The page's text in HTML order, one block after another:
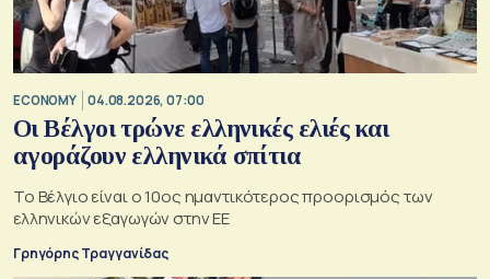
ECONOMY 04.08.2026, 07:00
Οι Βέλγοι τρώνε ελληνικές ελιές και
αγοράζουν ελληνικά σπίτια
Το Βέλγιο είναι ο 10ος ημαντικότερος προορισμός των
ελληνικών εξαγωγών στην ΕΕ
Γρηγόρης Τραγγανίδας